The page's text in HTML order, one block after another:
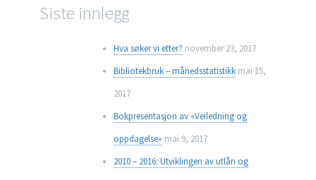
Siste innlegg
Hva søker vi etter? november 23, 2017
Bibliotekbruk – månedsstatistikk mai 15,
2017
Bokpresentasjon av «Veiledning og
oppdagelse» mai 9, 2017
2010 – 2016: Utviklingen av utlån og